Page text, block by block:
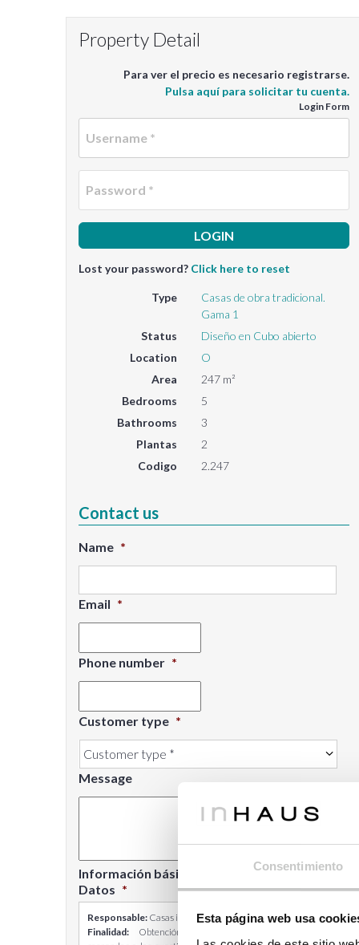
Consentimiento
Esta página web usa
Property Detail
Para ver el precio es necesario registrarse.
Pulsa aquí para solicitar tu cuenta.
Login Form
Lost your password? Click here to reset
Type
Casas de obra tradicional.
Gama 1
Status
Diseño en Cubo abierto
Location
O
Area
247 m²
Bedrooms
5
Bathrooms
3
Plantas
2
Codigo
2.247
Contact us
Name *
Email *
Phone number *
Customer type *
Message
Información básica sobre Protección de
Datos *
Responsable: Casas inHAUS S.L.
Finalidad: Obtención de tu consentimiento para